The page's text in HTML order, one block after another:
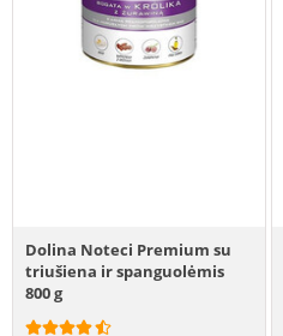
Dolina Noteci Premium su
triušiena ir spanguolėmis
800 g